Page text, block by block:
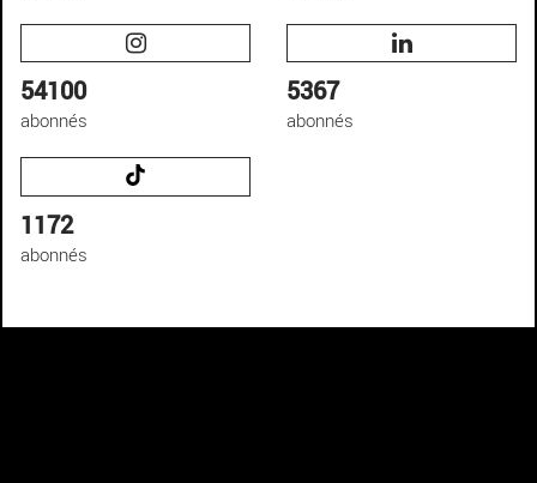
54100
abonnés
5367
abonnés
1172
abonnés